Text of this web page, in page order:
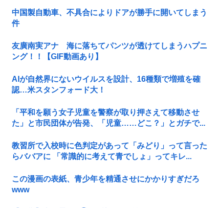
中国製自動車、不具合によりドアが勝手に開いてしまう
件
友廣南実アナ 海に落ちてパンツが透けてしまうハプニ
ング！！【GIF動画あり】
AIが自然界にないウイルスを設計、16種類で増殖を確
認…米スタンフォード大！
「平和を願う女子児童を警察が取り押さえて移動させ
た」と市民団体が告発、「児童……どこ？」とガチで...
教習所で入校時に色判定があって「みどり」って言った
らババアに 「常識的に考えて青でしょ」ってキレ...
この漫画の表紙、青少年を精通させにかかりすぎだろ
www